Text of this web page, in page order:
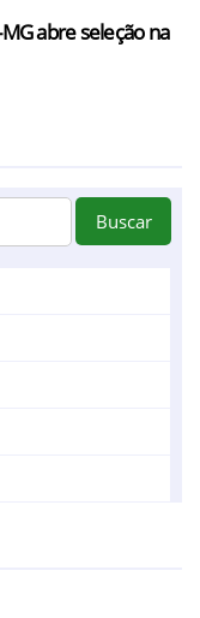
abre seleção na
Buscar